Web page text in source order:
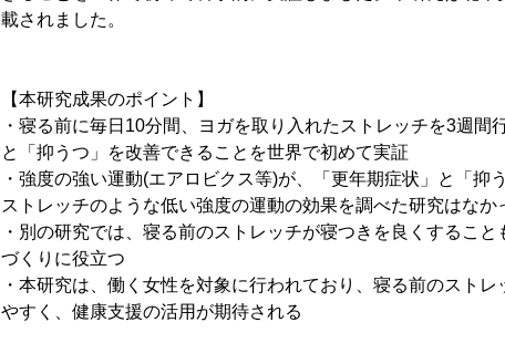
載されました。
【本研究成果のポイント】
・寝る前に毎日10分間、ヨガを取り入れたストレッチを3週間
と「抑うつ」を改善できることを世界で初めて実証
・強度の強い運動(エアロビクス等)が、「更年期症状」と「抑
ストレッチのような低い強度の運動の効果を調べた研究はなか
・別の研究では、寝る前のストレッチが寝つきを良くするこ
づくりに役立つ
・本研究は、働く女性を対象に行われており、寝る前のスト
やすく、健康支援の活用が期待される